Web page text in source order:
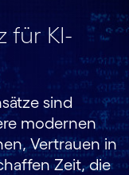
für KI-
sind
modernen
Vertrauen in
Zeit, die